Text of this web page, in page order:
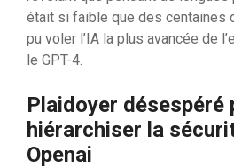
était si faible que des centaines
pu voler l’IA la plus avancée de
le GPT-4.
Plaidoyer désespéré
hiérarchiser la
Openai